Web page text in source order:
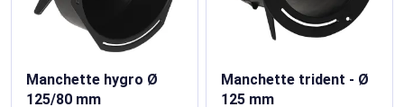
Manchette hygro Ø
125/80 mm
Manchette trident - Ø
125 mm